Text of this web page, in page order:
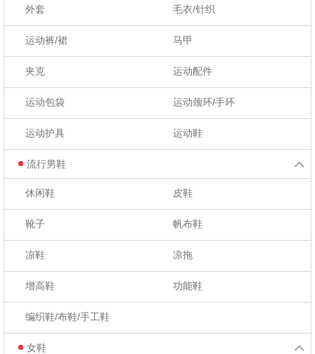
外套 毛衣/针织
运动裤/裙 马甲
夹克 运动配件
运动包袋 运动颈环/手环
运动护具 运动鞋
流行男鞋
休闲鞋 皮鞋
靴子 帆布鞋
凉鞋 凉拖
增高鞋 功能鞋
编织鞋/布鞋/手工鞋
女鞋